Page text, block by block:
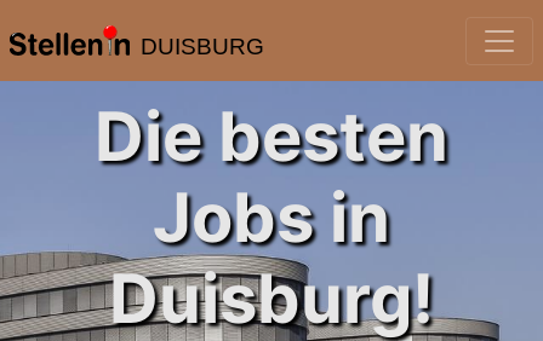
DUISBURG
Die besten
Jobs in
Duisburg!